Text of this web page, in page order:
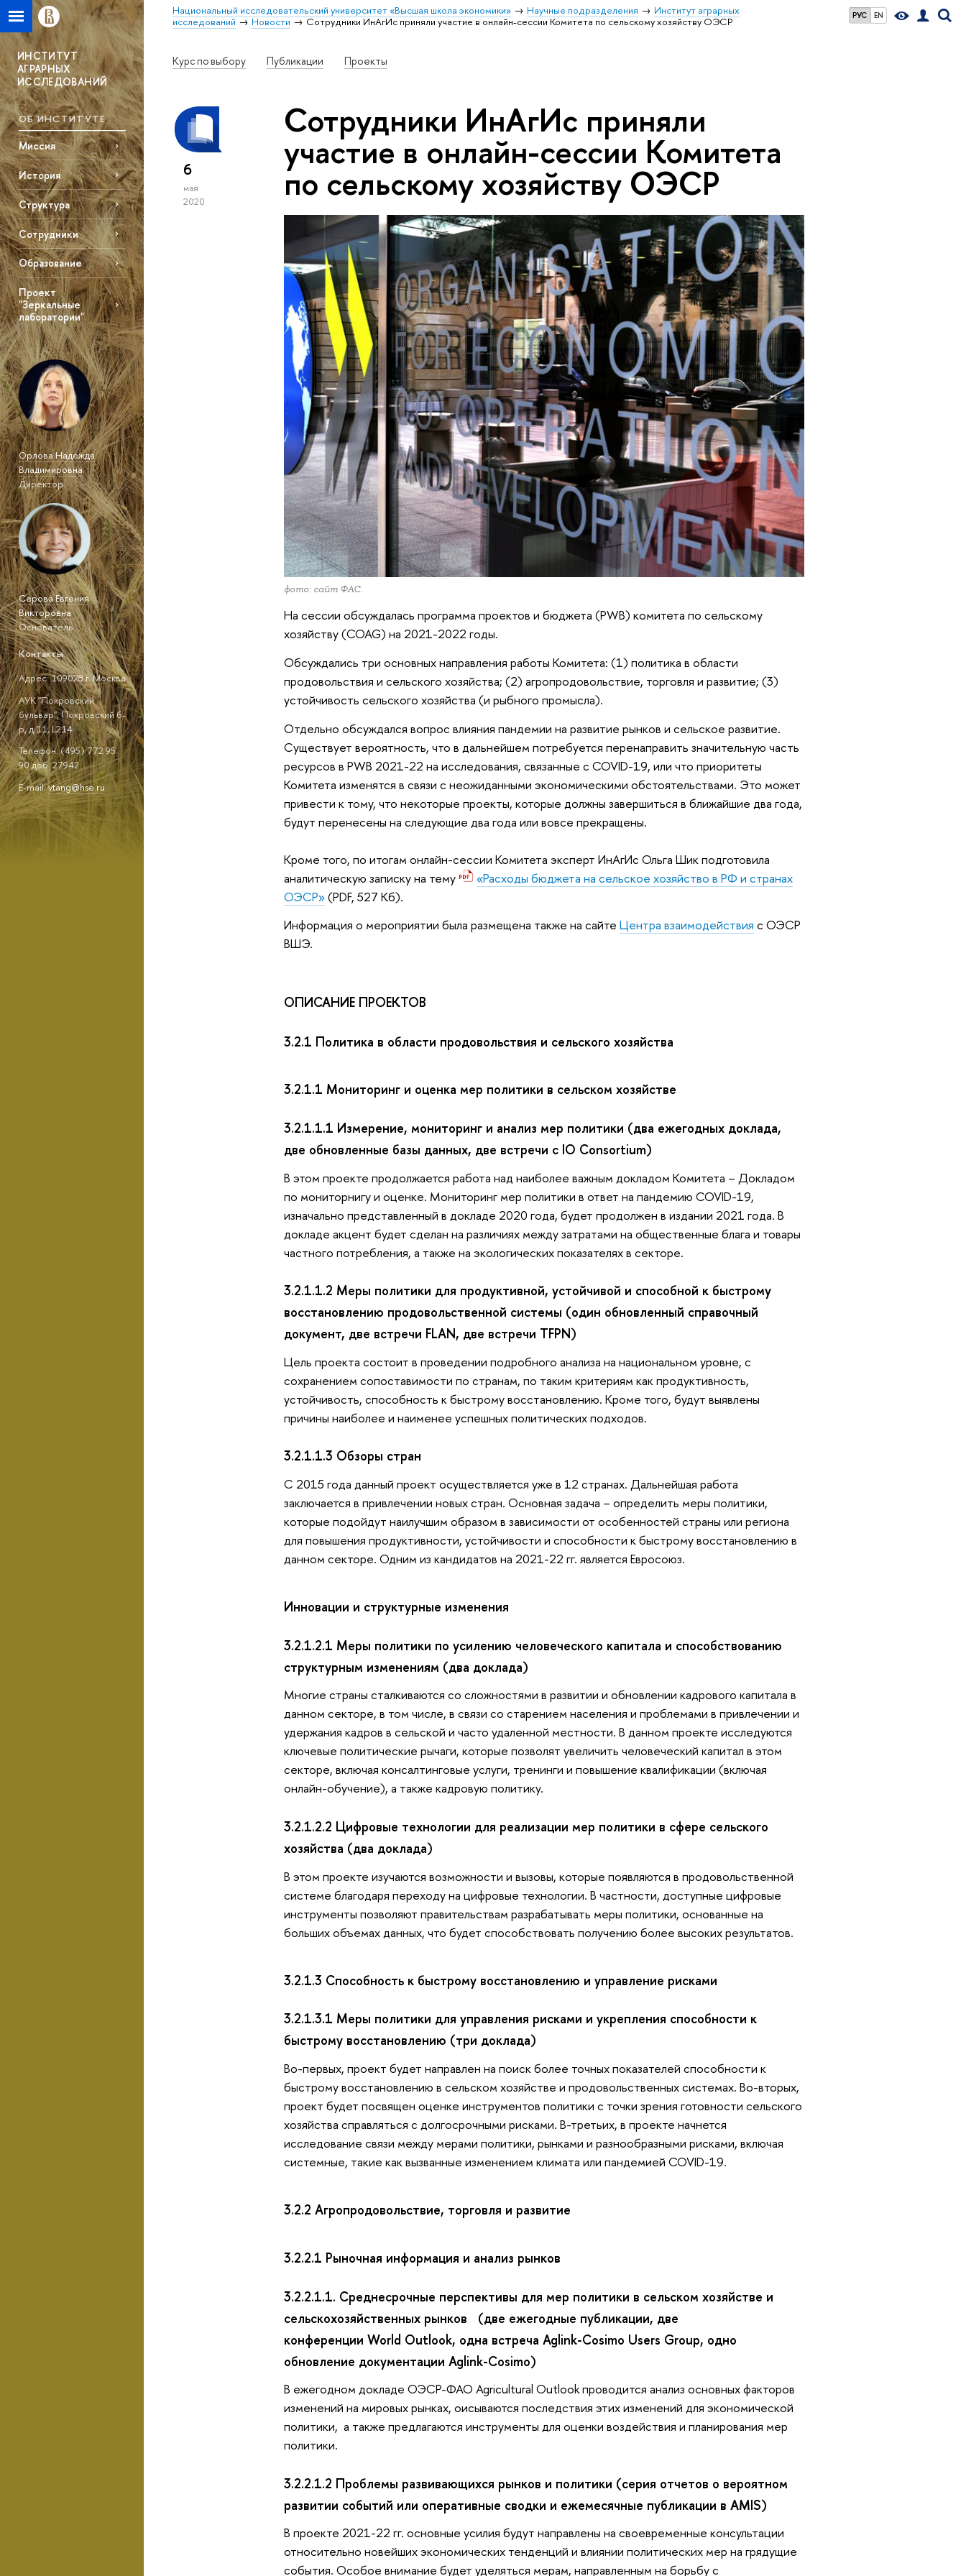
РУС EN
Национальный исследовательский университет «Высшая школа экономики» Научные подразделения
Институт аграрных
исследований
Новости Сотрудники ИнАгИс приняли участие в онлайн-сессии Комитета по сельскому хозяйству ОЭСР
ИНСТИТУТ
АГРАРНЫХ
ИССЛЕДОВАНИЙ
ОБ ИНСТИТУТЕ
Миссия
История
Структура
Сотрудники
Образование
Проект
"Зеркальные
лаборатории"
Орлова Надежда
Владимировна
Директор
Серова Евгения
Викторовна
Основатель
Контакты
Адрес: 109028 г. Москва
АУК "Покровский
бульвар", Покровский б-
р, д.11, L214
Телефон: (495) 772 95
90 доб. 27942
E-mail:vtang@hse.ru
Курс по выбору Публикации Проекты
6
мая
2020
Сотрудники ИнАгИс приняли
участие в онлайн-сессии Комитета
по сельскому хозяйству ОЭСР
фото: сайт ФАС.
На сессии обсуждалась программа проектов и бюджета (PWB) комитета по сельскому
хозяйству (COAG) на 2021-2022 годы.
Обсуждались три основных направления работы Комитета: (1) политика в области
продовольствия и сельского хозяйства; (2) агропродовольствие, торговля и развитие; (3)
устойчивость сельского хозяйства (и рыбного промысла).
Отдельно обсуждался вопрос влияния пандемии на развитие рынков и сельское развитие.
Существует вероятность, что в дальнейшем потребуется перенаправить значительную часть
ресурсов в PWB 2021-22 на исследования, связанные с COVID-19, или что приоритеты
Комитета изменятся в связи с неожиданными экономическими обстоятельствами. Это может
привести к тому, что некоторые проекты, которые должны завершиться в ближайшие два года,
будут перенесены на следующие два года или вовсе прекращены.
Кроме того, по итогам онлайн-сессии Комитета эксперт ИнАгИс Ольга Шик подготовила
аналитическую записку на тему
«Расходы бюджета на сельское хозяйство в РФ и странах
ОЭСР»(PDF, 527 Кб).
Информация о мероприятии была размещена также на сайтеЦентра взаимодействия с ОЭСР
ВШЭ.
ОПИСАНИЕ ПРОЕКТОВ
3.2.1 Политика в области продовольствия и сельского хозяйства
3.2.1.1 Мониторинг и оценка мер политики в сельском хозяйстве
3.2.1.1.1 Измерение, мониторинг и анализ мер политики (два ежегодных доклада,
две обновленные базы данных, две встречи с IO Consortium)
В этом проекте продолжается работа над наиболее важным докладом Комитета – Докладом
по мониторнигу и оценке. Мониторинг мер политики в ответ на пандемию COVID-19,
изначально представленный в докладе 2020 года, будет продолжен в издании 2021 года. В
докладе акцент будет сделан на различиях между затратами на общественные блага и товары
частного потребления, а также на экологических показателях в секторе.
3.2.1.1.2 Меры политики для продуктивной, устойчивой и способной к быстрому
восстановлению продовольственной системы (один обновленный справочный
документ, две встречи FLAN, две встречи TFPN)
Цель проекта состоит в проведении подробного анализа на национальном уровне, с
сохранением сопоставимости по странам, по таким критериям как продуктивность,
устойчивость, способность к быстрому восстановлению. Кроме того, будут выявлены
причины наиболее и наименее успешных политических подходов.
3.2.1.1.3 Обзоры стран
С 2015 года данный проект осуществляется уже в 12 странах. Дальнейшая работа
заключается в привлечении новых стран. Основная задача – определить меры политики,
которые подойдут наилучшим образом в зависимости от особенностей страны или региона
для повышения продуктивности, устойчивости и способности к быстрому восстановлению в
данном секторе. Одним из кандидатов на 2021-22 гг. является Евросоюз.
Инновации и структурные изменения
3.2.1.2.1 Меры политики по усилению человеческого капитала и способствованию
структурным изменениям (два доклада)
Многие страны сталкиваются со сложностями в развитии и обновлении кадрового капитала в
данном секторе, в том числе, в связи со старением населения и проблемами в привлечении и
удержания кадров в сельской и часто удаленной местности. В данном проекте исследуются
ключевые политические рычаги, которые позволят увеличить человеческий капитал в этом
секторе, включая консалтинговые услуги, тренинги и повышение квалификации (включая
онлайн-обучение), а также кадровую политику.
3.2.1.2.2 Цифровые технологии для реализации мер политики в сфере сельского
хозяйства (два доклада)
В этом проекте изучаются возможности и вызовы, которые появляются в продовольственной
системе благодаря переходу на цифровые технологии. В частности, доступные цифровые
инструменты позволяют правительствам разрабатывать меры политики, основанные на
больших объемах данных, что будет способствовать получению более высоких результатов.
3.2.1.3 Способность к быстрому восстановлению и управление рисками
3.2.1.3.1 Меры политики для управления рисками и укрепления способности к
быстрому восстановлению (три доклада)
Во-первых, проект будет направлен на поиск более точных показателей способности к
быстрому восстановлению в сельском хозяйстве и продовольственных системах. Во-вторых,
проект будет посвящен оценке инструментов политики с точки зрения готовности сельского
хозяйства справляться с долгосрочными рисками. В-третьих, в проекте начнется
исследование связи между мерами политики, рынками и разнообразными рисками, включая
системные, такие как вызванные изменением климата или пандемией COVID-19.
3.2.2 Агропродовольствие, торговля и развитие
3.2.2.1 Рыночная информация и анализ рынков
3.2.2.1.1. Среднесрочные перспективы для мер политики в сельском хозяйстве и
сельскохозяйственных рынков (две ежегодные публикации, две
конференции World Outlook, одна встреча Aglink-Cosimo Users Group, одно
обновление документации Aglink-Cosimo)
В ежегодном докладе ОЭСР-ФАО Agricultural Outlook проводится анализ основных факторов
изменений на мировых рынках, оисываются последствия этих изменений для экономической
политики, а также предлагаются инструменты для оценки воздействия и планирования мер
политики.
3.2.2.1.2 Проблемы развивающихся рынков и политики (серия отчетов о вероятном
развитии событий или оперативные сводки и ежемесячные публикации в AMIS)
В проекте 2021-22 гг. основные усилия будут направлены на своевременные консультации
относительно новейших экономических тенденций и влиянии политических мер на грядущие
события. Особое внимание будет уделяться мерам, направленным на борьбу с